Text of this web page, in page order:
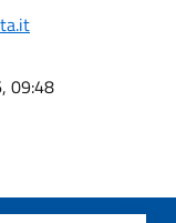
09:48